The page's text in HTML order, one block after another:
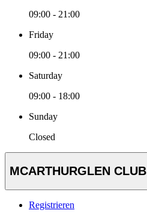
09:00 - 21:00
Friday
09:00 - 21:00
Saturday
09:00 - 18:00
Sunday
Closed
MCARTHURGLEN CLUB
Registrieren